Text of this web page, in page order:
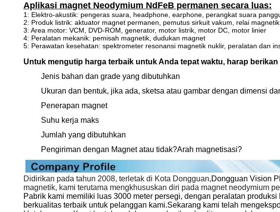
Aplikasi magnet Neodymium NdFeB permanen secara luas:
1: Elektro-akustik: pengeras suara, headphone, earphone, perangkat suara
2: Produk listrik: aktuator magnet permanen, pemutus sirkuit vakum, relai
3: Area motor: VCM, DVD-ROM, generator, motor listrik, motor DC, motor linier
4: Peralatan mekanik: pemisah magnetik, dudukan magnet
5: Perawatan kesehatan: spektrometer resonansi magnetik nuklir, peralatan dan
Untuk mengutip harga terbaik untuk Anda tepat waktu, harap
Jenis bahan dan grade yang dibutuhkan
Ukuran dan bentuk, jika ada, sketsa atau gambar dengan dimensi
Penerapan magnet
Suhu kerja maks
Jumlah yang dibutuhkan
Pengiriman dengan Magnet atau tidak?Arah magnetisasi?
Didirikan pada tahun 2008, terletak di Kota Dongguan,Dongguan Vision
magnetik, kami terutama mengkhususkan diri pada magnet neodymium
Pabrik kami memiliki luas 3000 meter persegi, dengan peralatan
berkualitas terbaik untuk pelanggan kami.Sekarang kami telah